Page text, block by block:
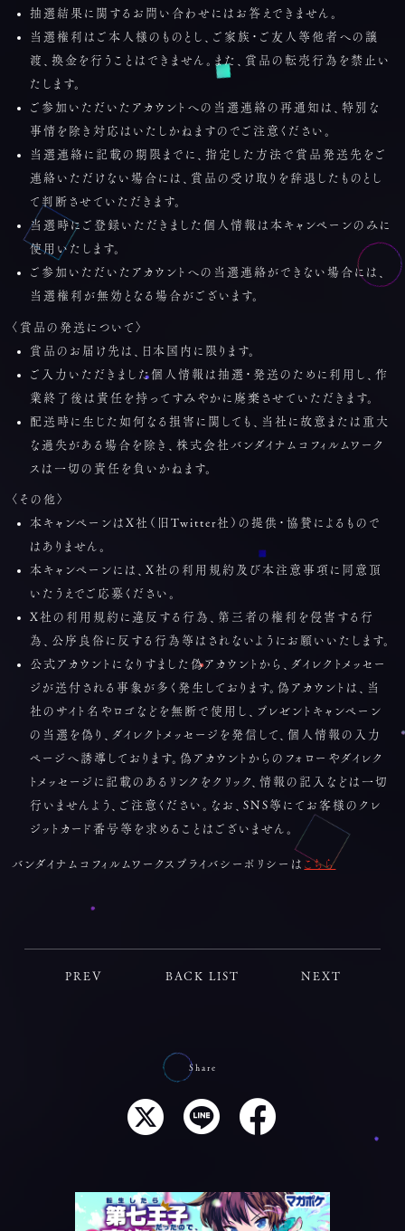
抽選結果に関するお問い合わせにはお答えできません。
当選権利はご本人様のものとし、ご家族・ご友人等他者への譲
渡、換金を行うことはできません。また、賞品の転売行為を禁止い
たします。
ご参加いただいたアカウントへの当選連絡の再通知は、特別な
事情を除き対応はいたしかねますのでご注意ください。
当選連絡に記載の期限までに、指定した方法で賞品発送先をご
連絡いただけない場合には、賞品の受け取りを辞退したものとし
て判断させていただきます。
当選時にご登録いただきました個人情報は本キャンペーンのみに
使用いたします。
ご参加いただいたアカウントへの当選連絡ができない場合には、
当選権利が無効となる場合がございます。
〈賞品の発送について〉
賞品のお届け先は、日本国内に限ります。
ご入力いただきました個人情報は抽選・発送のために利用し、作
業終了後は責任を持ってすみやかに廃棄させていただきます。
配送時に生じた如何なる損害に関しても、当社に故意または重大
な過失がある場合を除き、株式会社バンダイナムコフィルムワーク
スは一切の責任を負いかねます。
〈その他〉
本キャンペーンはX社（旧Twitter社）の提供・協賛によるもので
はありません。
本キャンペーンには、X社の利用規約及び本注意事項に同意頂
いたうえでご応募ください。
X社の利用規約に違反する行為、第三者の権利を侵害する行
為、公序良俗に反する行為等はされないようにお願いいたします。
公式アカウントになりすました偽アカウントから、ダイレクトメッセー
ジが送付される事象が多く発生しております。偽アカウントは、当
社のサイト名やロゴなどを無断で使用し、プレゼントキャンペーン
の当選を偽り、ダイレクトメッセージを発信して、個人情報の入力
ページへ誘導しております。偽アカウントからのフォローやダイレク
トメッセージに記載のあるリンクをクリック、情報の記入などは一切
行いませんよう、ご注意ください。なお、SNS等にてお客様のクレ
ジットカード番号等を求めることはございません。
バンダイナムコフィルムワークスプライバシーポリシーは こちら
PREV BACK LIST NEXT
Share